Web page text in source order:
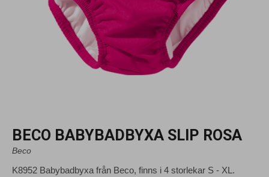
BECO BABYBADBYXA SLIP ROSA
Beco
K8952 Babybadbyxa från Beco, finns i 4 storlekar S - XL.